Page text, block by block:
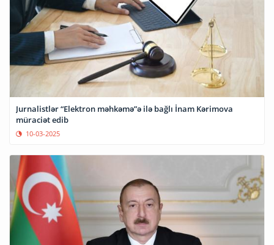
Jurnalistlər “Elektron məhkəmə”ə ilə bağlı İnam Kərimova
müraciət edib
10-03-2025